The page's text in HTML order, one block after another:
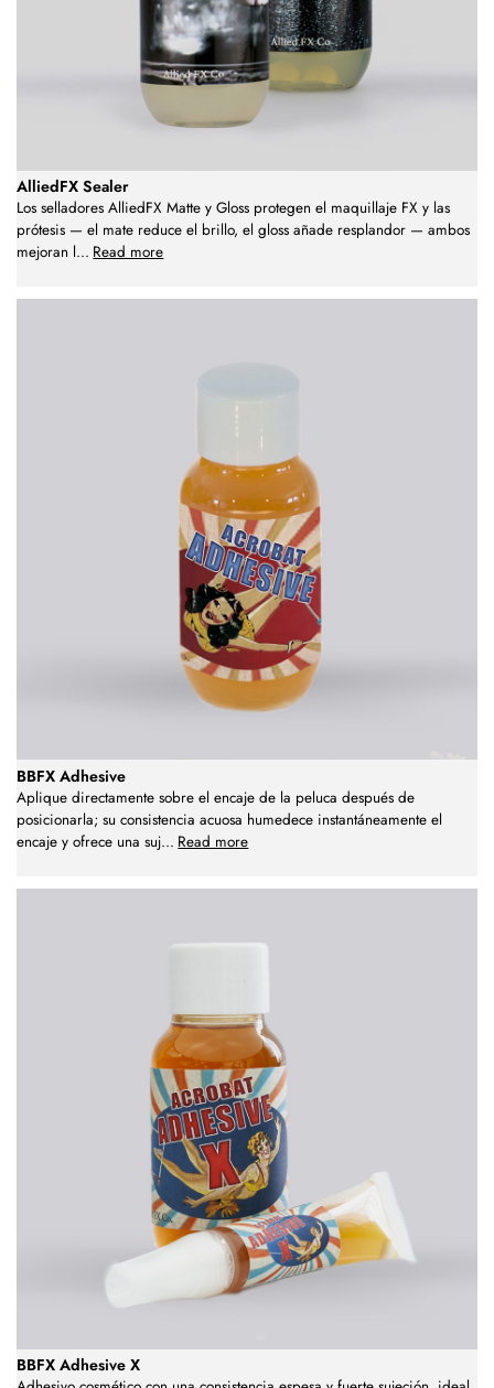
AlliedFX Sealer
Los selladores AlliedFX Matte y Gloss protegen el maquillaje FX y las
prótesis — el mate reduce el brillo, el gloss añade resplandor — ambos
mejoran l... Read more
BBFX Adhesive
Aplique directamente sobre el encaje de la peluca después de
posicionarla; su consistencia acuosa humedece instantáneamente el
encaje y ofrece una suj... Read more
BBFX Adhesive X